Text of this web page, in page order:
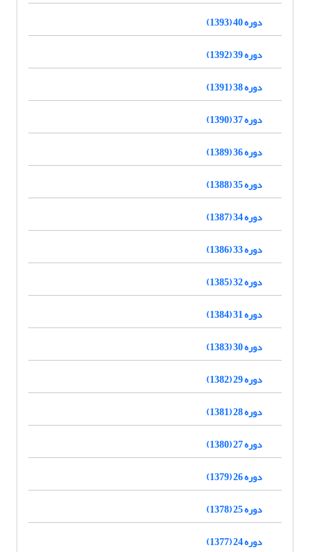
دوره 40 (1393)
دوره 39 (1392)
دوره 38 (1391)
دوره 37 (1390)
دوره 36 (1389)
دوره 35 (1388)
دوره 34 (1387)
دوره 33 (1386)
دوره 32 (1385)
دوره 31 (1384)
دوره 30 (1383)
دوره 29 (1382)
دوره 28 (1381)
دوره 27 (1380)
دوره 26 (1379)
دوره 25 (1378)
دوره 24 (1377)